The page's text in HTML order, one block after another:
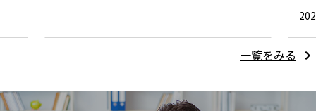
一覧をみる